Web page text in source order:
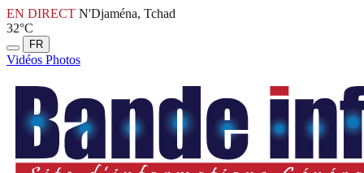
EN DIRECT N'Djaména, Tchad
32°C
FR
Vidéos Photos